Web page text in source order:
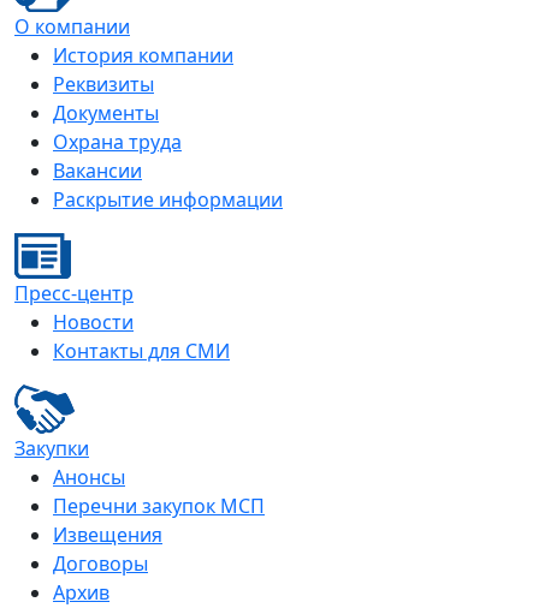
О компании
История компании
Реквизиты
Документы
Охрана труда
Вакансии
Раскрытие информации
Пресс-центр
Новости
Контакты для СМИ
Закупки
Анонсы
Перечни закупок МСП
Извещения
Договоры
Архив